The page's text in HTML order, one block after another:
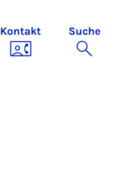
Kontakt Suche